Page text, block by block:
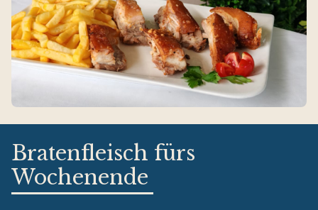
Bratenfleisch fürs
Wochenende